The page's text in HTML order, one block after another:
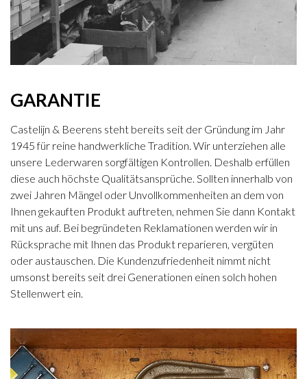
GARANTIE
Castelijn & Beerens steht bereits seit der Gründung im Jahr
1945 für reine handwerkliche Tradition. Wir unterziehen alle
unsere Lederwaren sorgfältigen Kontrollen. Deshalb erfüllen
diese auch höchste Qualitätsansprüche. Sollten innerhalb von
zwei Jahren Mängel oder Unvollkommenheiten an dem von
Ihnen gekauften Produkt auftreten, nehmen Sie dann Kontakt
mit uns auf. Bei begründeten Reklamationen werden wir in
Rücksprache mit Ihnen das Produkt reparieren, vergüten
oder austauschen. Die Kundenzufriedenheit nimmt nicht
umsonst bereits seit drei Generationen einen solch hohen
Stellenwert ein.